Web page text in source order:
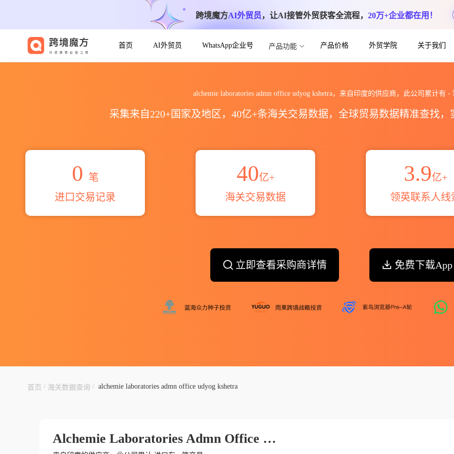
跨境魔方AI外贸员，让AI接管外贸获客全流程， 20万+企业都在用！
首页 AI外贸员 WhatsApp企业号 产品功能 产品价格 外贸学院 关于我们
alchemie laboratories admn office udyog kshetra，来自印度的供应商，此公司累计有 -
采集来自220+国家及地区，40亿+条海关交易数据，全球贸易数据精准查找
0 笔
进口交易记录
40亿+
海关交易数据
3.9亿+
领英联系人线
立即查看采购商详情 免费下载App
首页 / 海关数据查询 / alchemie laboratories admn office udyog kshetra
Alchemie Laboratories Admn Office Udyog Kshetra